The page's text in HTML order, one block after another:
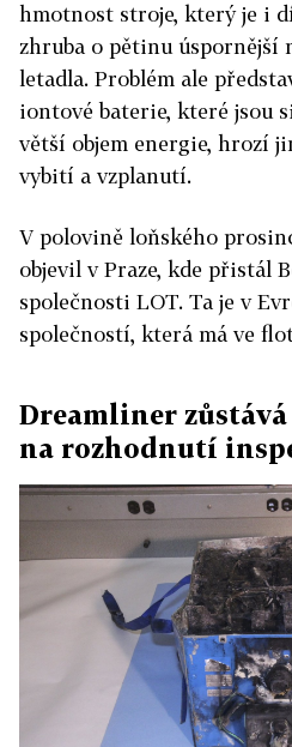
hmotnost stroje, který je i
zhruba o pětinu úspornější
letadla. Problém ale
iontové baterie, které jsou
větší objem energie, hrozí
vybití a vzplanutí.
V polovině loňského
objevil v Praze, kde přistál
společnosti LOT. Ta je v
společností, která má ve
Dreamliner zůstává
na rozhodnutí